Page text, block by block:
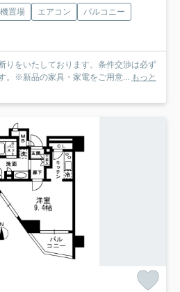
置場 エアコン
バルコニー
りをいたしております。条件交渉は必ず
。※新品の家具・家電をご用意...
もっと